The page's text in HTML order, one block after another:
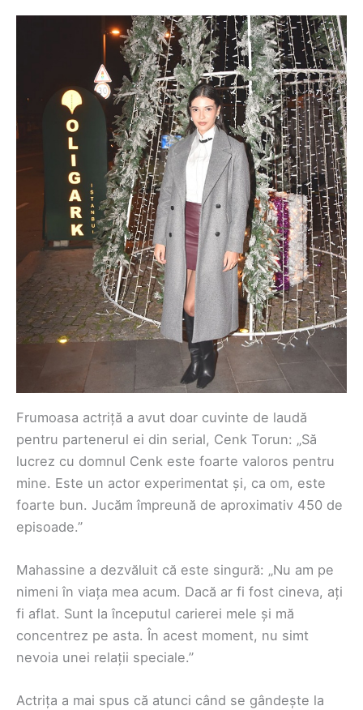
Frumoasa actriță a avut doar cuvinte de laudă
pentru partenerul ei din serial, Cenk Torun: „Să
lucrez cu domnul Cenk este foarte valoros pentru
mine. Este un actor experimentat și, ca om, este
foarte bun. Jucăm împreună de aproximativ 450 de
episoade.”
Mahassine a dezvăluit că este singură: „Nu am pe
nimeni în viața mea acum. Dacă ar fi fost cineva, ați
fi aflat. Sunt la începutul carierei mele și mă
concentrez pe asta. În acest moment, nu simt
nevoia unei relații speciale.”
Actrița a mai spus că atunci când se gândește la